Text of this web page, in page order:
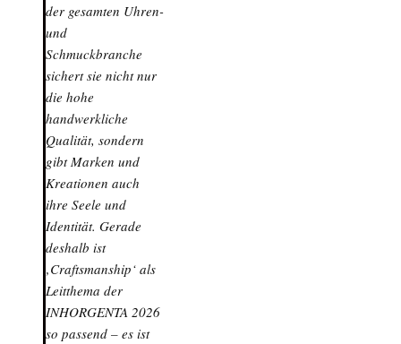
der gesamten Uhren-
und
Schmuckbranche
sichert sie nicht nur
die hohe
handwerkliche
Qualität, sondern
gibt Marken und
Kreationen auch
ihre Seele und
Identität. Gerade
deshalb ist
‚Craftsmanship‘ als
Leitthema der
INHORGENTA 2026
so passend – es ist